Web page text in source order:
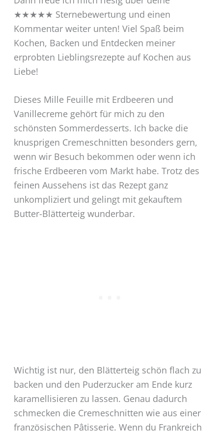
★★★★★ Sternebewertung und einen
Kommentar weiter unten! Viel Spaß beim
Kochen, Backen und Entdecken meiner
erprobten Lieblingsrezepte auf Kochen aus
Liebe!
Dieses Mille Feuille mit Erdbeeren und
Vanillecreme gehört für mich zu den
schönsten Sommerdesserts. Ich backe die
knusprigen Cremeschnitten besonders gern,
wenn wir Besuch bekommen oder wenn ich
frische Erdbeeren vom Markt habe. Trotz des
feinen Aussehens ist das Rezept ganz
unkompliziert und gelingt mit gekauftem
Butter-Blätterteig wunderbar.
Wichtig ist nur, den Blätterteig schön flach zu
backen und den Puderzucker am Ende kurz
karamellisieren zu lassen. Genau dadurch
schmecken die Cremeschnitten wie aus einer
französischen Pâtisserie. Wenn du Frankreich